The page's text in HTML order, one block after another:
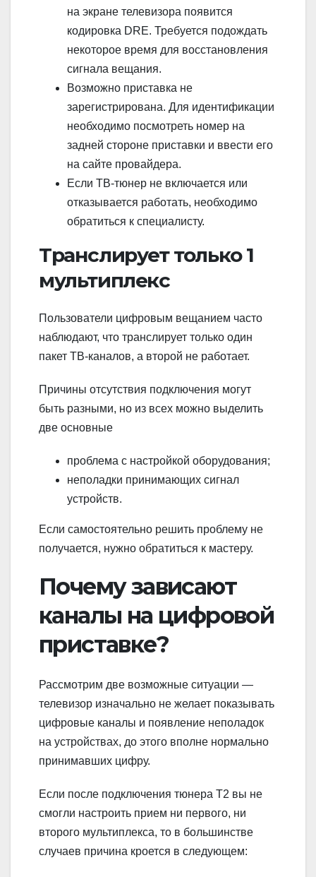
на экране телевизора появится
кодировка DRE. Требуется подождать
некоторое время для восстановления
сигнала вещания.
Возможно приставка не
зарегистрирована. Для идентификации
необходимо посмотреть номер на
задней стороне приставки и ввести его
на сайте провайдера.
Если ТВ-тюнер не включается или
отказывается работать, необходимо
обратиться к специалисту.
Транслирует только 1
мультиплекс
Пользователи цифровым вещанием часто
наблюдают, что транслирует только один
пакет ТВ-каналов, а второй не работает.
Причины отсутствия подключения могут
быть разными, но из всех можно выделить
две основные
проблема с настройкой оборудования;
неполадки принимающих сигнал
устройств.
Если самостоятельно решить проблему не
получается, нужно обратиться к мастеру.
Почему зависают
каналы на цифровой
приставке?
Рассмотрим две возможные ситуации —
телевизор изначально не желает показывать
цифровые каналы и появление неполадок
на устройствах, до этого вполне нормально
принимавших цифру.
Если после подключения тюнера Т2 вы не
смогли настроить прием ни первого, ни
второго мультиплекса, то в большинстве
случаев причина кроется в следующем: